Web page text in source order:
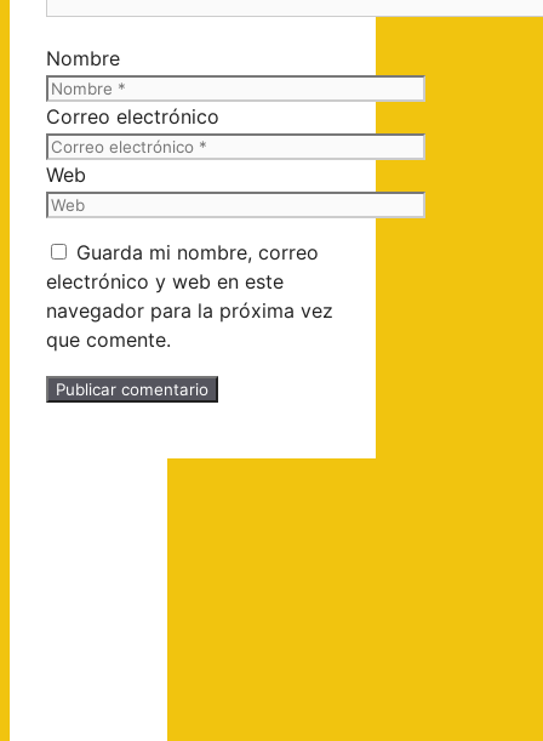
Nombre
Correo electrónico
Web
Guarda mi nombre, correo
electrónico y web en este
navegador para la próxima vez
que comente.